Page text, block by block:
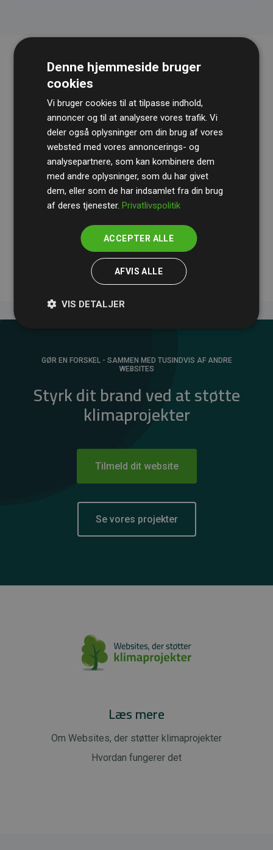
RevisionshusetBDOgennemgår løbende vores
beregninger og metode for at sikre gennemsigtighed
og pålidelighed.
Deres revision dokumenterer, at vores investeringer i
medlemmernes websites estimerede CO₂-
GØR EN FORSKEL - SAMMEN MED TUSINDVIS AF ANDRE
WEBSITES
Styrk dit brand ved at støtte
klimaprojekter
Tilmeld dit website
Se vores projekter
Læs mere
Om Websites, der støtter klimaprojekter
Hvordan fungerer det
Denne hjemmeside bruger
cookies
Vi bruger cookies til at tilpasse indhold,
annoncer og til at analysere vores trafik. Vi
deler også oplysninger om din brug af vores
websted med vores annoncerings- og
analysepartnere, som kan kombinere dem
med andre oplysninger, som du har givet
dem, eller som de har indsamlet fra din brug
af deres tjenester.Privatlivspolitik
ACCEPTER ALLE
AFVIS ALLE
VIS DETALJER